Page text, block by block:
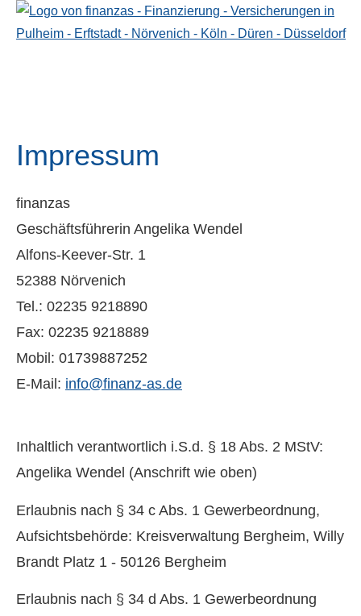
Impressum
finanzas
Geschäftsführerin Angelika Wendel
Alfons-Keever-Str. 1
52388 Nörvenich
Tel.: 02235 9218890
Fax: 02235 9218889
Mobil: 01739887252
E-Mail: info@finanz-as.de
Inhaltlich verantwortlich i.S.d. § 18 Abs. 2 MStV:
Angelika Wendel (Anschrift wie oben)
Erlaubnis nach § 34 c Abs. 1 Gewerbeordnung,
Aufsichtsbehörde: Kreisverwaltung Bergheim, Willy
Brandt Platz 1 - 50126 Bergheim
Erlaubnis nach § 34 d Abs. 1 Gewerbeordnung